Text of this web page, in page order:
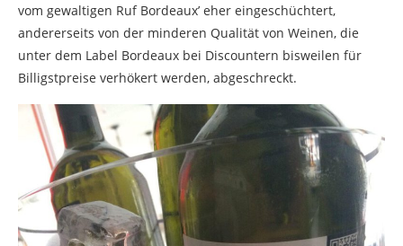
vom gewaltigen Ruf Bordeaux’ eher eingeschüchtert,
andererseits von der minderen Qualität von Weinen, die
unter dem Label Bordeaux bei Discountern bisweilen für
Billigstpreise verhökert werden, abgeschreckt.